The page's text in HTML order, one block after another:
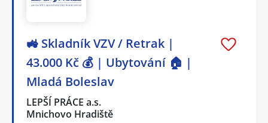
🚜 Skladník VZV / Retrak |
43.000 Kč 💰 | Ubytování 🏠 |
Mladá Boleslav
LEPŠÍ PRÁCE a.s.
Mnichovo Hradiště